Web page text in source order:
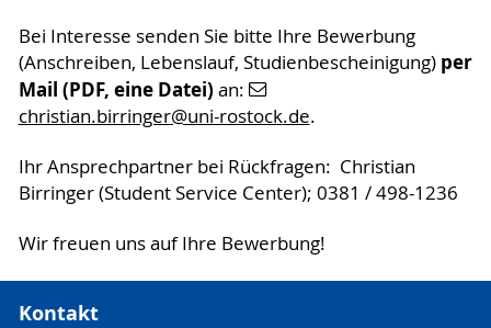
Bei Interesse senden Sie bitte Ihre Bewerbung
(Anschreiben, Lebenslauf, Studienbescheinigung) per
Mail (PDF, eine Datei) an:
christian.birringer@uni-rostock.de.
Ihr Ansprechpartner bei Rückfragen: Christian
Birringer (Student Service Center); 0381 / 498-1236
Wir freuen uns auf Ihre Bewerbung!
Kontakt